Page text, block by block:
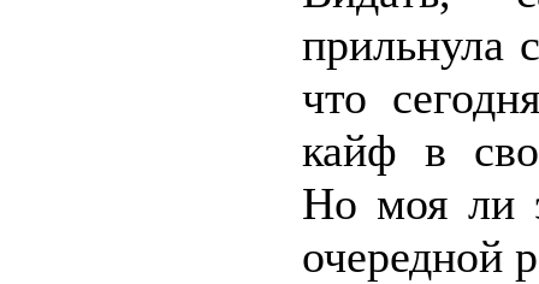
прильнула
что
кайф в
Но моя ли
очередной